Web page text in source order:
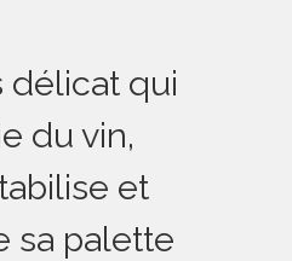
délicat qui
du vin,
et
sa palette